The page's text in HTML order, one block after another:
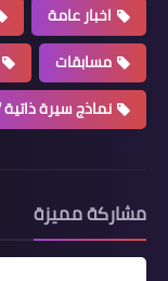
اخبار عامة
مسابقات
نماذج سيرة ذاتية CV
مشاركة مميزة